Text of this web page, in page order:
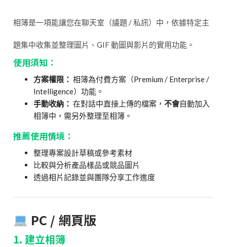
相簿是一項能讓您在聊天室（議題 / 私訊）中，依據特定主
題集中收集並整理圖片、GIF 動圖與影片的實用功能。
使用須知：
方案權限： 相簿為付費方案（Premium / Enterprise /
Intelligence）功能。
手動收納： 在對話中直接上傳的檔案，不會自動加入
相簿中，需另外整理至相簿。
推薦使用情境：
整理專案設計草稿或參考素材
比較與分析產品樣品或競品圖片
透過相片記錄並與團隊分享工作進度
PC / 網頁版
1. 建立相簿